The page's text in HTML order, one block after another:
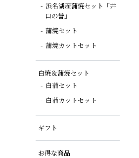
浜名湖産蒲焼セット「井
口の誉」
蒲焼セット
蒲焼カットセット
白焼＆蒲焼セット
白蒲セット
白蒲カットセット
ギフト
お得な商品